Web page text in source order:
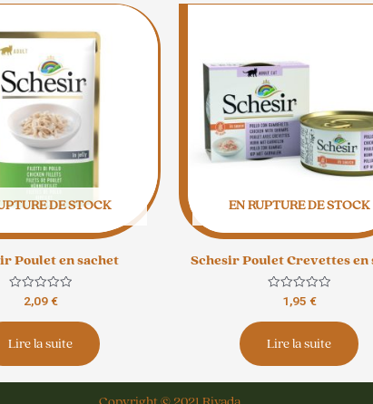
DE STOCK
Poulet en sachet
Note
sur
2,09€
Lire la suite
EN RUPTURE DE STOCK
Schesir Poulet Crevettes en
Note
sur
1,95 €
Lire la suite